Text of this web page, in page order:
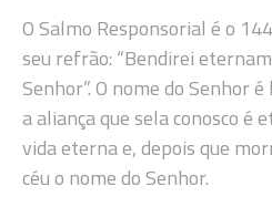
O Salmo Responsorial é o
seu refrão: “Bendirei
Senhor”. O nome do Senhor
a aliança que sela conosco é
vida eterna e, depois que
céu o nome do Senhor.